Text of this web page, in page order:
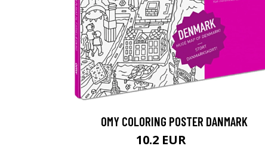
OMY COLORING POSTER DANMARK
10.2 EUR